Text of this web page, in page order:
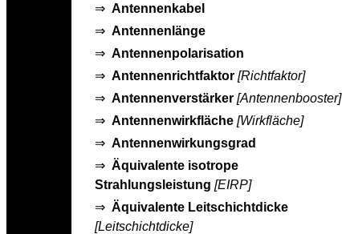
⇒ Antennenkabel
⇒ Antennenlänge
⇒ Antennenpolarisation
⇒ Antennenrichtfaktor [Richtfaktor]
⇒ Antennenverstärker [Antennenbooster]
⇒ Antennenwirkfläche [Wirkfläche]
⇒ Antennenwirkungsgrad
⇒ Äquivalente isotrope
Strahlungsleistung [EIRP]
⇒ Äquivalente Leitschichtdicke
[Leitschichtdicke]